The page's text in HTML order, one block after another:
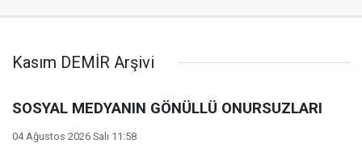
Kasım DEMİR Arşivi
SOSYAL MEDYANIN GÖNÜLLÜ ONURSUZLARI
04 Ağustos 2026 Salı 11:58